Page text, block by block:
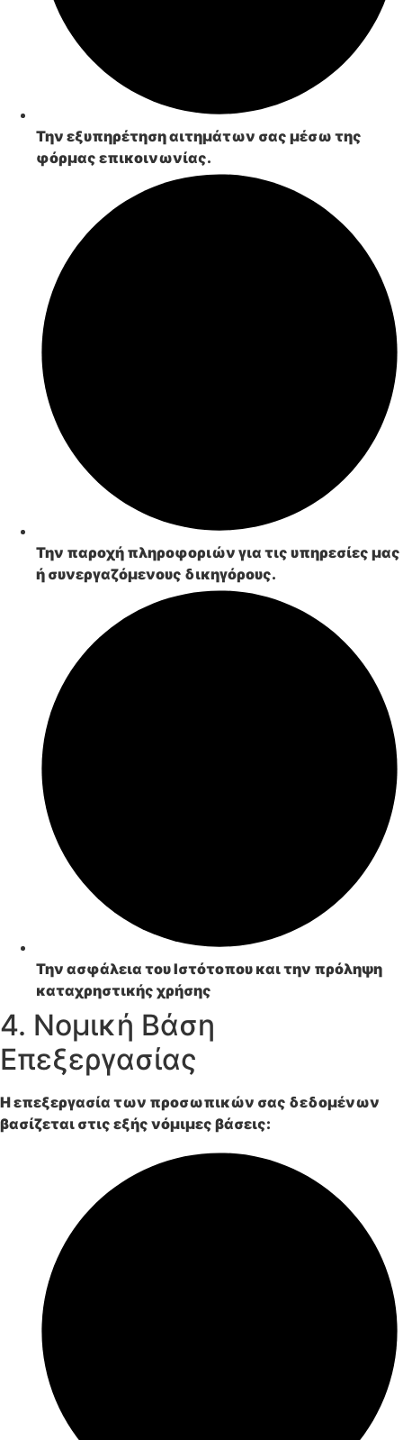
Την εξυπηρέτηση αιτημάτων σας μέσω της
φόρμας επικοινωνίας.
Την παροχή πληροφοριών για τις υπηρεσίες μας
ή συνεργαζόμενους δικηγόρους.
Την ασφάλεια του Ιστότοπου και την πρόληψη
καταχρηστικής χρήσης
4. Νομική Βάση
Επεξεργασίας
Η επεξεργασία των προσωπικών σας δεδομένων
βασίζεται στις εξής νόμιμες βάσεις: